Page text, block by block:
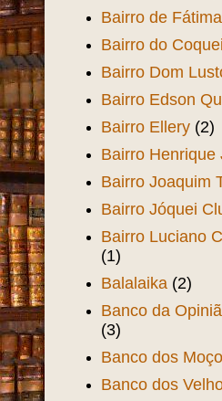
Bairro de Fátima
Bairro do
Bairro Dom
Bairro Edson
Bairro Ellery (2)
Bairro Henrique
Bairro Joaquim
Bairro Jóquei
Bairro Luciano
(1)
Balalaika (2)
Banco da
(3)
Banco dos
Banco dos